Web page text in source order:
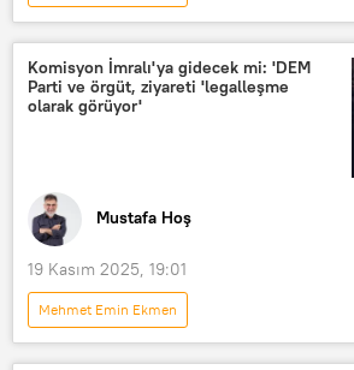
MUSTAFA HOŞ İLE YOL ARKADAŞI
Türkiye
ABD
Güneydoğu
Demokrasi ve Atılım Partisi (DEVA)
Komisyon İmralı'ya gidecek mi: 'DEM
Parti ve örgüt, ziyareti 'legalleşme
olarak görüyor'
Mustafa Hoş
19 Kasım 2025, 19:01
Mehmet Emin Ekmen
MUSTAFA HOŞ İLE YOL ARKADAŞI